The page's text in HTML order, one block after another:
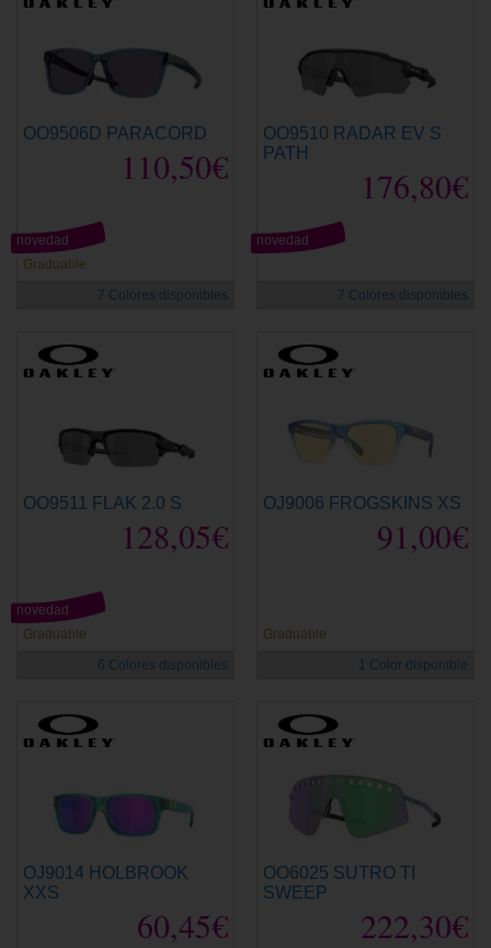
OO9506D PARACORD
110,50€
Graduable
novedad
7 Colores disponibles
OO9510 RADAR EV S
PATH
176,80€
novedad
7 Colores disponibles
OO9511 FLAK 2.0 S
128,05€
Graduable
novedad
6 Colores disponibles
OJ9006 FROGSKINS XS
91,00€
Graduable
1 Color disponible
OJ9014 HOLBROOK
XXS
60,45€
OO6025 SUTRO TI
SWEEP
222,30€